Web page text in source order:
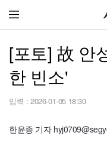
[포토] 故 안
한 빈소'
입력 : 2026-01-05 18:30
한윤종 기자